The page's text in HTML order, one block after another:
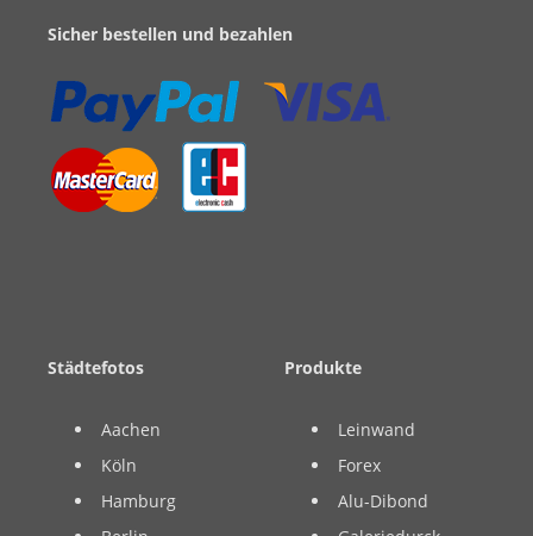
Sicher bestellen und bezahlen
Städtefotos
Aachen
Köln
Hamburg
Produkte
Leinwand
Forex
Alu-Dibond